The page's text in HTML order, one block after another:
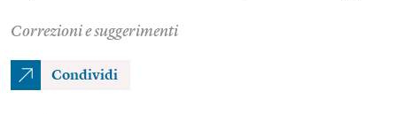
Correzioni e suggerimenti
Condividi